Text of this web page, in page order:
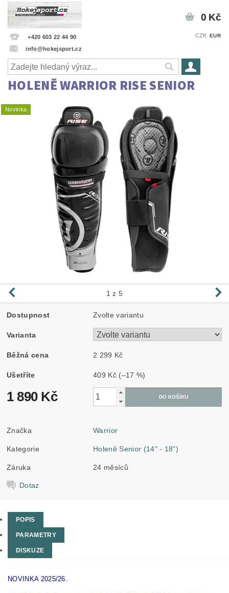
+420 603 22 44 90
info@hokejsport.cz
CZK EUR
0 Kč
HOLENĚ WARRIOR RISE SENIOR
Novinka
1 z 5
Dostupnost Zvolte variantu
Varianta
Běžná cena 2 299 Kč
Ušetříte 409 Kč (–17 %)
1 890 Kč
Značka Warrior
Kategorie Holeně Senior (14" - 18")
Záruka 24 měsíců
Dotaz
POPIS
PARAMETRY
DISKUZE
NOVINKA 2025/26.